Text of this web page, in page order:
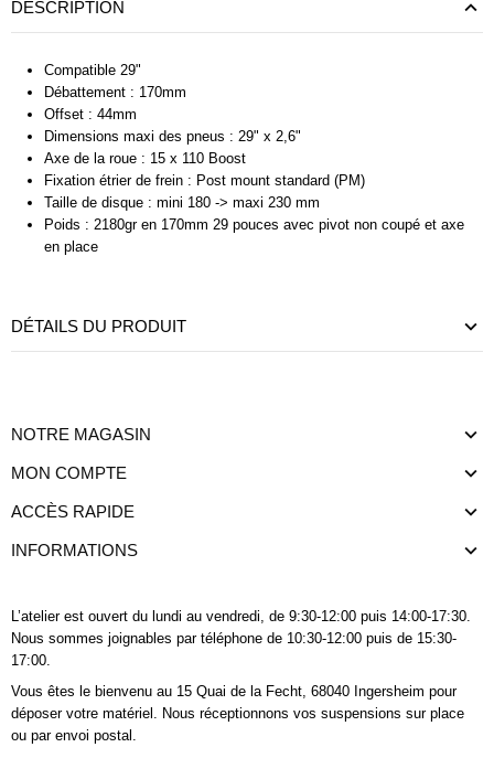
DESCRIPTION
Compatible 29"
Débattement : 170mm
Offset : 44mm
Dimensions maxi des pneus : 29" x 2,6"
Axe de la roue : 15 x 110 Boost
Fixation étrier de frein : Post mount standard (PM)
Taille de disque : mini 180 -> maxi 230 mm
Poids : 2180gr en 170mm 29 pouces avec pivot non coupé et axe
en place
DÉTAILS DU PRODUIT
NOTRE MAGASIN
MON COMPTE
ACCÈS RAPIDE
INFORMATIONS
L’atelier est ouvert du lundi au vendredi, de 9:30-12:00 puis 14:00-17:30.
Nous sommes joignables par téléphone de 10:30-12:00 puis de 15:30-
17:00.
Vous êtes le bienvenu au 15 Quai de la Fecht, 68040 Ingersheim pour
déposer votre matériel. Nous réceptionnons vos suspensions sur place
ou par envoi postal.